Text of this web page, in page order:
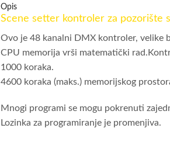
Opis
Scene setter kontroler za pozorište
Ovo je 48 kanalni DMX kontroler, velike
CPU memorija vrši matematički
1000 koraka.
4600 koraka (maks.) memorijskog
Mnogi programi se mogu pokrenuti
Lozinka za programiranje je promenjiva.